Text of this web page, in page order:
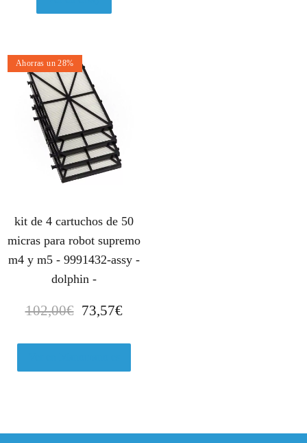
Ahorras un 28%
kit de 4 cartuchos de 50
micras para robot supremo
m4 y m5 - 9991432-assy -
dolphin -
102,00€ E
p
e
73,57€E
p
e